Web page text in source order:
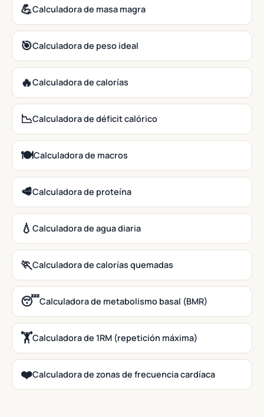
💪Calculadora de masa magra
🎯Calculadora de peso ideal
🔥Calculadora de calorías
📉Calculadora de déficit calórico
🍽️Calculadora de macros
🥩Calculadora de proteína
💧 Calculadora de agua diaria
🏃Calculadora de calorías quemadas
😴Calculadora de metabolismo basal (BMR)
🏋️Calculadora de 1RM (repetición máxima)
❤️Calculadora de zonas de frecuencia cardíaca